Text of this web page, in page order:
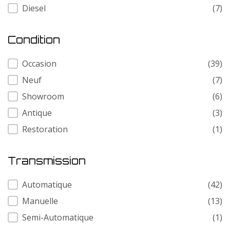
Diesel
(7)
Condition
Condition
Occasion
(39)
Neuf
(7)
Showroom
(6)
Antique
(3)
Restoration
(1)
Transmission
Transmission
Automatique
(42)
Manuelle
(13)
Semi-Automatique
(1)